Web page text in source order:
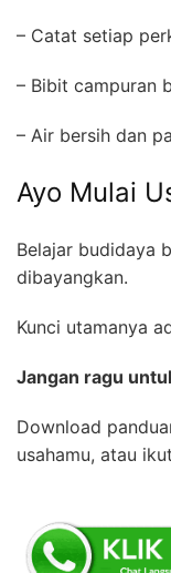
– Catat setiap
– Bibit campuran
– Air bersih dan
Ayo Mulai
Belajar budidaya
dibayangkan.
Kunci utamanya
Jangan ragu
Download
usahamu, atau